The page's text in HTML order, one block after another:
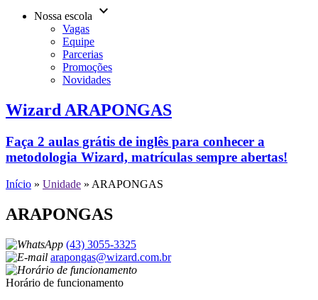
Nossa escola keyboard_arrow_down
Vagas
Equipe
Parcerias
Promoções
Novidades
Wizard ARAPONGAS
Faça 2 aulas grátis de inglês para conhecer a
metodologia Wizard, matrículas sempre abertas!
Início » Unidade » ARAPONGAS
ARAPONGAS
(43) 3055-3325
arapongas@wizard.com.br
Horário de funcionamento